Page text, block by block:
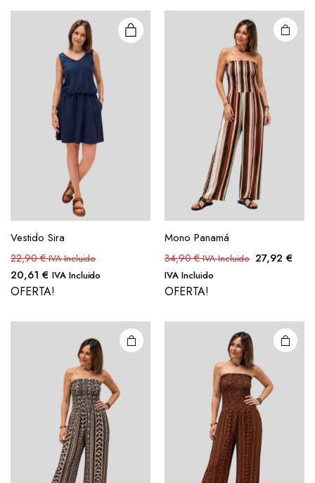
Vestido Sira
22,90€ IVA Incluido
20,61 € IVA Incluido
OFERTA!
Mono Panamá
34,90€ IVA Incluido 27,92€
IVA Incluido
OFERTA!